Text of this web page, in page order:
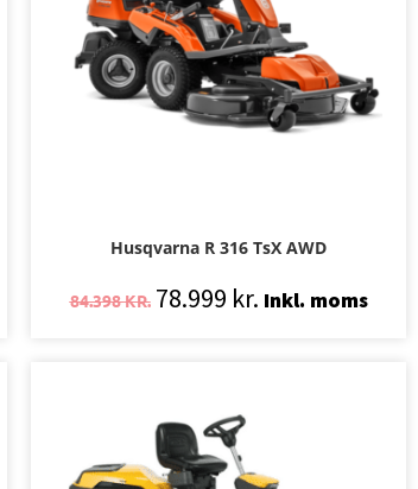
Husqvarna R 316 TsX AWD
84.398KR. 78.999 kr. Inkl. moms